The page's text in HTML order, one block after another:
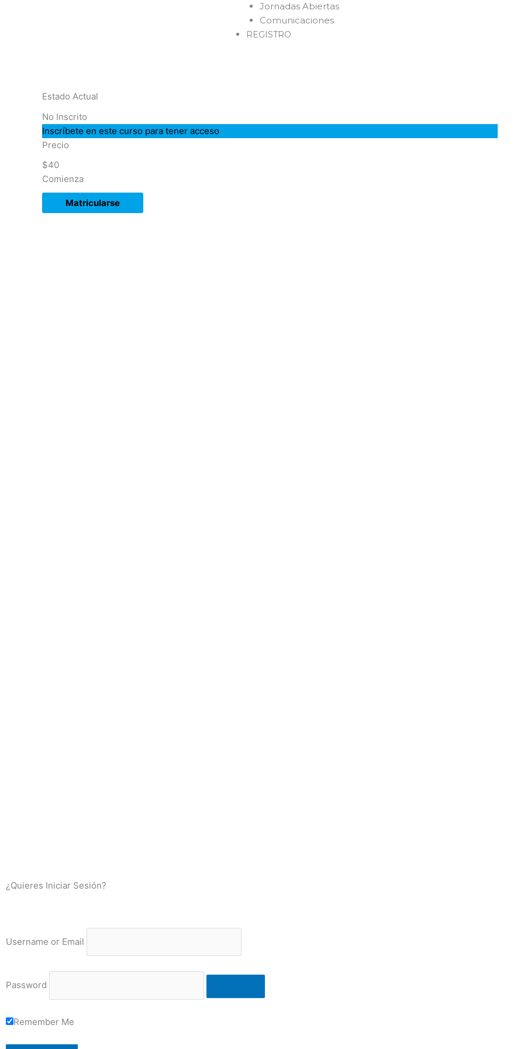
Jornadas Abiertas
Comunicaciones
REGISTRO
Estado Actual
No Inscrito
Inscríbete en este curso para tener acceso
Precio
$40
Comienza
Matricularse
¿Quieres Iniciar Sesión?
Username or Email
Password
Remember Me